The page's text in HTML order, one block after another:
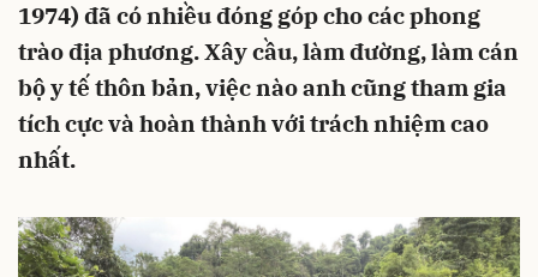
1974) đã có nhiều đóng góp cho các phong
trào địa phương. Xây cầu, làm đường, làm cán
bộ y tế thôn bản, việc nào anh cũng tham gia
tích cực và hoàn thành với trách nhiệm cao
nhất.